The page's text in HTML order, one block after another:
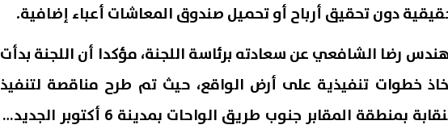
دون تحقيق أرباح أو تحميل صندوق المعاشات أعباء إضافية.
رضا الشافعي عن سعادته برئاسة اللجنة، مؤكدا أن اللجنة بدأت
خطوات تنفيذية على أرض الواقع، حيث تم طرح مناقصة لتنفيذ
مجمع مقابر النقابة بمنطقة المقابر جنوب طريق الواحات بمدينة 6 أكتوبر الجديدة،